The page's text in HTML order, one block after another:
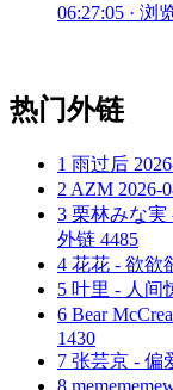
06:27:05 · 浏
热门外链
1 雨过后
2 AZM 2026-
3 栗林みな実
外链 4485
4 花花 - 欲欲
5 叶里 - 人间
6 Bear
1430
7 张芸京 - 偏
8